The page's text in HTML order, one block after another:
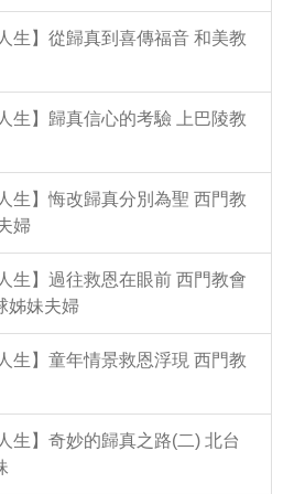
生】從歸真到喜傳福音 和美教
生】歸真信心的考驗 上巴陵教
生】悔改歸真分別為聖 西門教
婦
生】過往救恩在眼前 西門教會
姊妹夫婦
生】童年情景救恩浮現 西門教
生】奇妙的歸真之路(二) 北台